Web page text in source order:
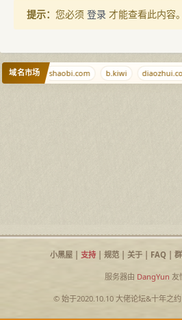
提示： 您必须 登录 才能查看此内容。
域名市场 shaobi.com b.kiwi
小黑屋| 支持| 规范| 关于| FAQ|
服务器由 DangYun 友
© 始于2020.10.10 大佬论坛&十年之约